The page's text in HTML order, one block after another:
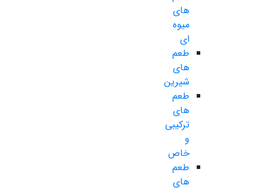
های
میوه
ای
طعم
های
شیرین
طعم
های
ترکیبی
و
خاص
طعم
های